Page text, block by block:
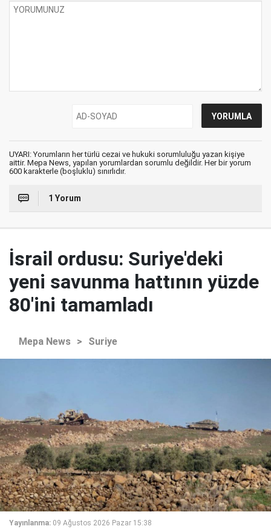
UYARI: Yorumların her türlü cezai ve hukuki sorumluluğu yazan kişiye
aittir. Mepa News, yapılan yorumlardan sorumlu değildir. Her bir yorum
600 karakterle (boşluklu) sınırlıdır.
1 Yorum
İsrail ordusu: Suriye'deki
yeni savunma hattının yüzde
80'ini tamamladı
Mepa News > Suriye
Yayınlanma: 09 Ağustos 2026 Pazar 15:38